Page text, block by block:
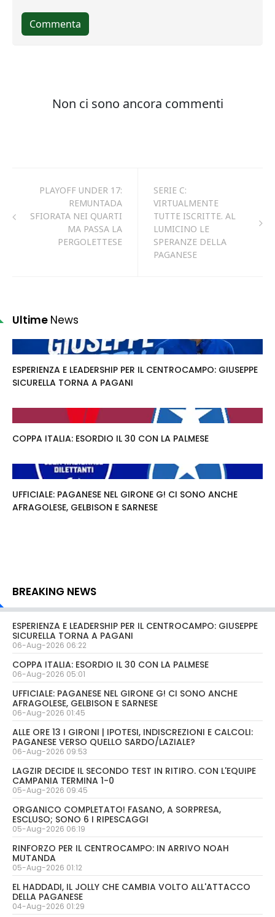
PLAYOFF UNDER 17:
REMUNTADA
SFIORATA NEI QUARTI
MA PASSA LA
PERGOLETTESE
SERIE C:
VIRTUALMENTE
TUTTE ISCRITTE. AL
LUMICINO LE
SPERANZE DELLA
PAGANESE
Ultime News
ESPERIENZA E LEADERSHIP PER IL CENTROCAMPO: GIUSEPPE
SICURELLA TORNA A PAGANI
COPPA ITALIA: ESORDIO IL 30 CON LA PALMESE
UFFICIALE: PAGANESE NEL GIRONE G! CI SONO ANCHE
AFRAGOLESE, GELBISON E SARNESE
BREAKING NEWS
ESPERIENZA E LEADERSHIP PER IL CENTROCAMPO: GIUSEPPE
SICURELLA TORNA A PAGANI
06-Aug-2026 06:22
COPPA ITALIA: ESORDIO IL 30 CON LA PALMESE
06-Aug-2026 05:01
UFFICIALE: PAGANESE NEL GIRONE G! CI SONO ANCHE
AFRAGOLESE, GELBISON E SARNESE
06-Aug-2026 01:45
ALLE ORE 13 I GIRONI | IPOTESI, INDISCREZIONI E CALCOLI:
PAGANESE VERSO QUELLO SARDO/LAZIALE?
06-Aug-2026 09:53
LAGZIR DECIDE IL SECONDO TEST IN RITIRO. CON L'EQUIPE
CAMPANIA TERMINA 1-0
05-Aug-2026 09:45
ORGANICO COMPLETATO! FASANO, A SORPRESA,
ESCLUSO; SONO 6 I RIPESCAGGI
05-Aug-2026 06:19
RINFORZO PER IL CENTROCAMPO: IN ARRIVO NOAH
MUTANDA
05-Aug-2026 01:12
EL HADDADI, IL JOLLY CHE CAMBIA VOLTO ALL'ATTACCO
DELLA PAGANESE
04-Aug-2026 01:29